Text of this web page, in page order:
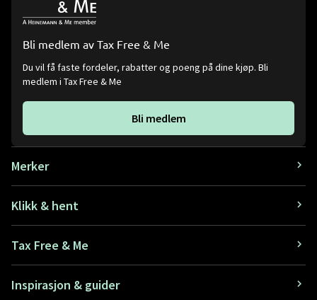
Bli medlem av Tax Free & Me
Du vil få faste fordeler, rabatter og poeng på dine kjøp. Bli
medlem i Tax Free & Me
Bli medlem
Merker
Klikk & hent
Tax Free & Me
Inspirasjon & guider